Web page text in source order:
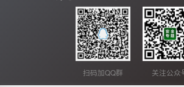
扫码加QQ群 关注公众